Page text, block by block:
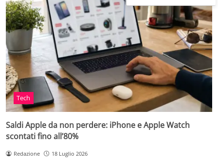
Tech
Saldi Apple da non perdere: iPhone e Apple Watch
scontati fino all’80%
Redazione 18 Luglio 2026